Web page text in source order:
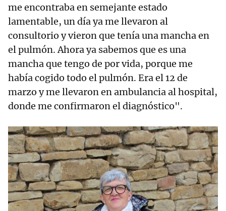
me encontraba en semejante estado
lamentable, un día ya me llevaron al
consultorio y vieron que tenía una mancha en
el pulmón. Ahora ya sabemos que es una
mancha que tengo de por vida, porque me
había cogido todo el pulmón. Era el 12 de
marzo y me llevaron en ambulancia al hospital,
donde me confirmaron el diagnóstico".